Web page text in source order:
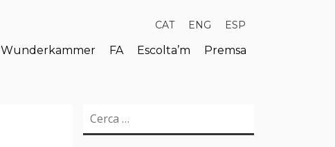
CAT ENG ESP
Wunderkammer FA Escolta’m Premsa
Cerca: